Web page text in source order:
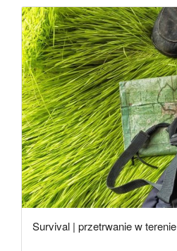
Survival | przetrwanie w terenie